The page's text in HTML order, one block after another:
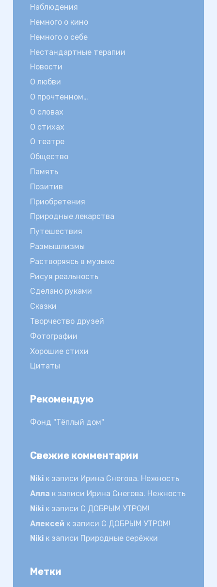
Наблюдения
Немного о кино
Немного о себе
Нестандартные терапии
Новости
О любви
О прочтенном…
О словах
О стихах
О театре
Общество
Память
Позитив
Приобретения
Природные лекарства
Путешествия
Размышлизмы
Растворяясь в музыке
Рисуя реальность
Сделано руками
Сказки
Творчество друзей
Фотографии
Хорошие стихи
Цитаты
Рекомендую
Фонд "Тёплый дом"
Свежие комментарии
Nikiк записи Ирина Снегова. Нежность
Алла к записи Ирина Снегова. Нежность
Nikiк записи С ДОБРЫМ УТРОМ!
Алексей к записи С ДОБРЫМ УТРОМ!
Nikiк записи Природные серёжки
Метки